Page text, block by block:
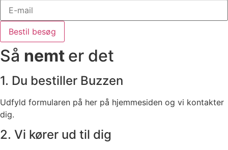
Bestil besøg
Så nemt er det
1. Du bestiller Buzzen
Udfyld formularen på her på hjemmesiden og vi kontakter
dig.
2. Vi kører ud til dig